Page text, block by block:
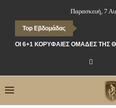
Παρασκευή, 7
Top Εβδομάδας
ΟΙ 6+1 ΚΟΡΥΦΑΊΕΣ ΟΜΆΔΕΣ ΤΗΣ